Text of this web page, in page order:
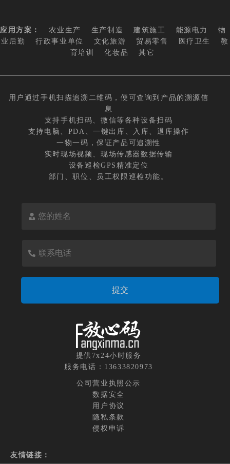
应用方案： 农业生产 生产制造 建筑施工 能源电力
物
业后勤
行政事业单位 文化旅游 贸易零售 医疗卫生
教
育培训
化妆品 其它
用户通过手机扫描追溯二维码，便可查询到产品的溯源信
息
支持手机扫码、微信等各种设备扫码
支持电脑、PDA、一键出库、入库、退库操作
一物一码，保证产品可追溯性
实时现场视频、现场传感器数据传输
设备巡检GPS精准定位
部门、职位、员工权限巡检功能。
提供7x24小时服务
服务电话：13633820973
公司营业执照公示
数据安全
用户协议
隐私条款
侵权申诉
友情链接：